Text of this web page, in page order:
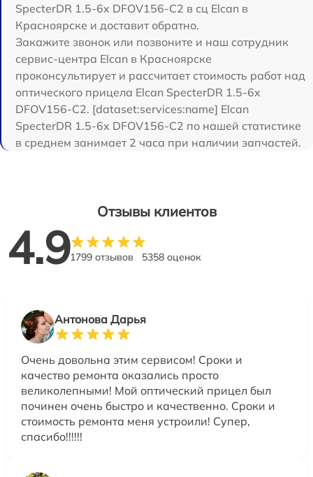
SpecterDR 1.5-6x DFOV156-C2 в сц Elcan в
Красноярске и доставит обратно.
Закажите звонок или позвоните и наш сотрудник
сервис-центра Elcan в Красноярске
проконсультирует и рассчитает стоимость работ над
оптического прицела Elcan SpecterDR 1.5-6x
DFOV156-C2. [dataset:services:name] Elcan
SpecterDR 1.5-6x DFOV156-C2 по нашей статистике
в среднем занимает 2 часа при наличии запчастей.
Отзывы клиентов
4.91799 отзывов 5358 оценок
Антонова Дарья
Очень довольна этим сервисом! Сроки и
качество ремонта оказались просто
великолепными! Мой оптический прицел был
починен очень быстро и качественно. Сроки и
стоимость ремонта меня устроили! Супер,
спасибо!!!!!!